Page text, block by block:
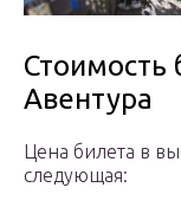
Стоимость
Авентура
Цена билета в
следующая: